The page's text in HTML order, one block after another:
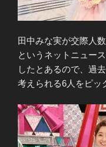
田中みな実が交際人
というネットニュー
したとあるので、過
考えられる6人をピッ